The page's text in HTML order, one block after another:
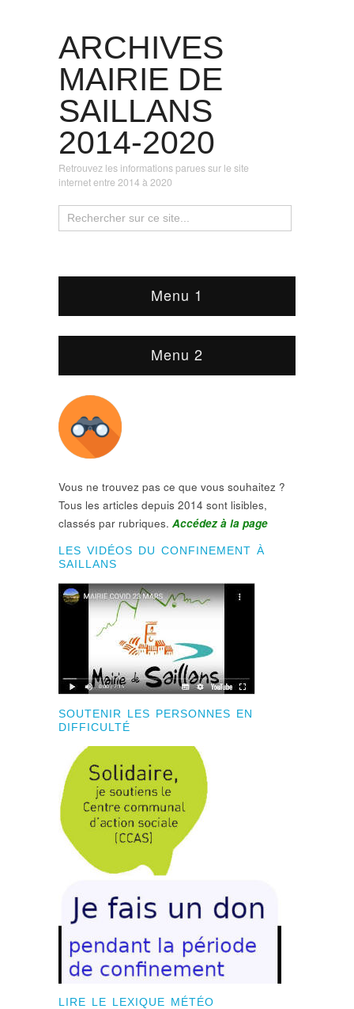
ARCHIVES
MAIRIE DE
SAILLANS
2014-2020
Retrouvez les informations parues sur le site
internet entre 2014 à 2020
Menu 1
Menu 2
Vous ne trouvez pas ce que vous souhaitez ?
Tous les articles depuis 2014 sont lisibles,
classés par rubriques. Accédez à la page
LES VIDÉOS DU CONFINEMENT À
SAILLANS
SOUTENIR LES PERSONNES EN
DIFFICULTÉ
LIRE LE LEXIQUE MÉTÉO